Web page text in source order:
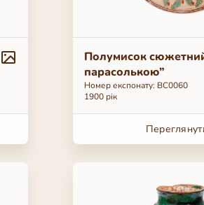
Полумисок
парасолькою”
Номер експонату: ВС0060
1900 рік